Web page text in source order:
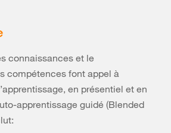
connaissances et le
compétences font appel à
en présentiel et en
apprentissage guidé (Blended